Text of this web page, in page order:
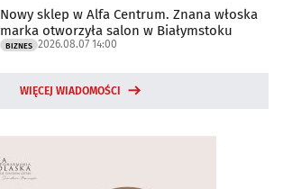
Nowy sklep w Alfa Centrum. Znana włoska
marka otworzyła salon w Białymstoku
BIZNES 2026.08.07 14:00
WIĘCEJ WIADOMOŚCI